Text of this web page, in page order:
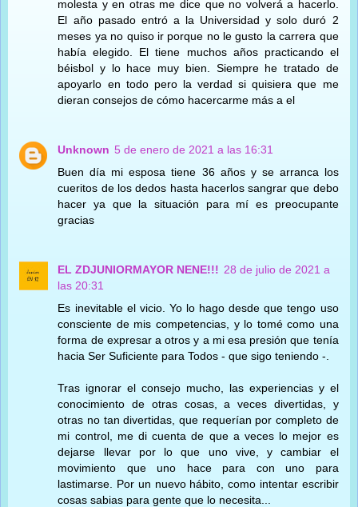
molesta y en otras me dice que no volverá a hacerlo.
El año pasado entró a la Universidad y solo duró 2
meses ya no quiso ir porque no le gusto la carrera que
había elegido. El tiene muchos años practicando el
béisbol y lo hace muy bien. Siempre he tratado de
apoyarlo en todo pero la verdad si quisiera que me
dieran consejos de cómo hacercarme más a el
Unknown 5 de enero de 2021 a las 16:31
Buen día mi esposa tiene 36 años y se arranca los
cueritos de los dedos hasta hacerlos sangrar que debo
hacer ya que la situación para mí es preocupante
gracias
EL ZDJUNIORMAYOR NENE!!! 28 de julio de 2021 a
las 20:31
Es inevitable el vicio. Yo lo hago desde que tengo uso
consciente de mis competencias, y lo tomé como una
forma de expresar a otros y a mi esa presión que tenía
hacia Ser Suficiente para Todos - que sigo teniendo -.
Tras ignorar el consejo mucho, las experiencias y el
conocimiento de otras cosas, a veces divertidas, y
otras no tan divertidas, que requerían por completo de
mi control, me di cuenta de que a veces lo mejor es
dejarse llevar por lo que uno vive, y cambiar el
movimiento que uno hace para con uno para
lastimarse. Por un nuevo hábito, como intentar escribir
cosas sabias para gente que lo necesita...